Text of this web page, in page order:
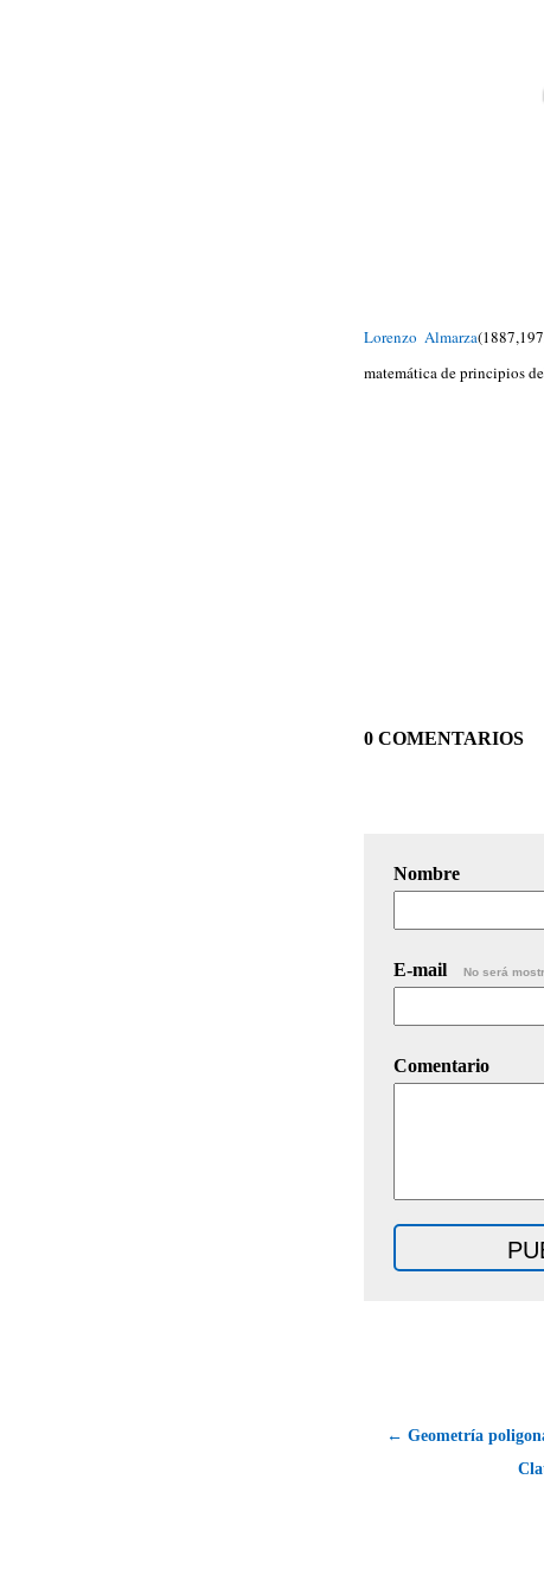
Lorenzo Almarza
matemática de principios
0 COMENTARIOS
Nombre
E-mail No será
Comentario
← Geometría